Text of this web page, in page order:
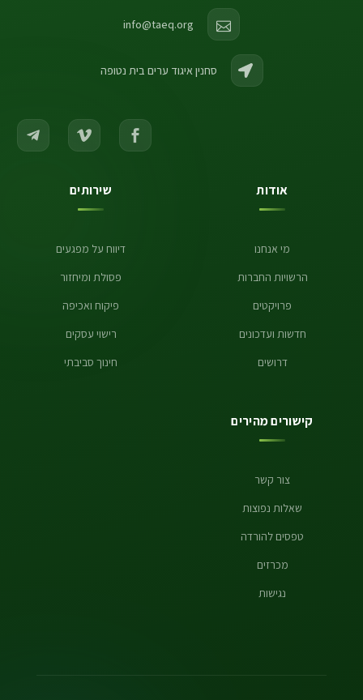
info@taeq.org
סחנין איגוד ערים בית נטופה
אודות
מי אנחנו
הרשויות החברות
פרויקטים
חדשות ועדכונים
דרושים
שירותים
דיווח על מפגעים
פסולת ומיחזור
פיקוח ואכיפה
רישוי עסקים
חינוך סביבתי
קישורים מהירים
צור קשר
שאלות נפוצות
טפסים להורדה
מכרזים
נגישות